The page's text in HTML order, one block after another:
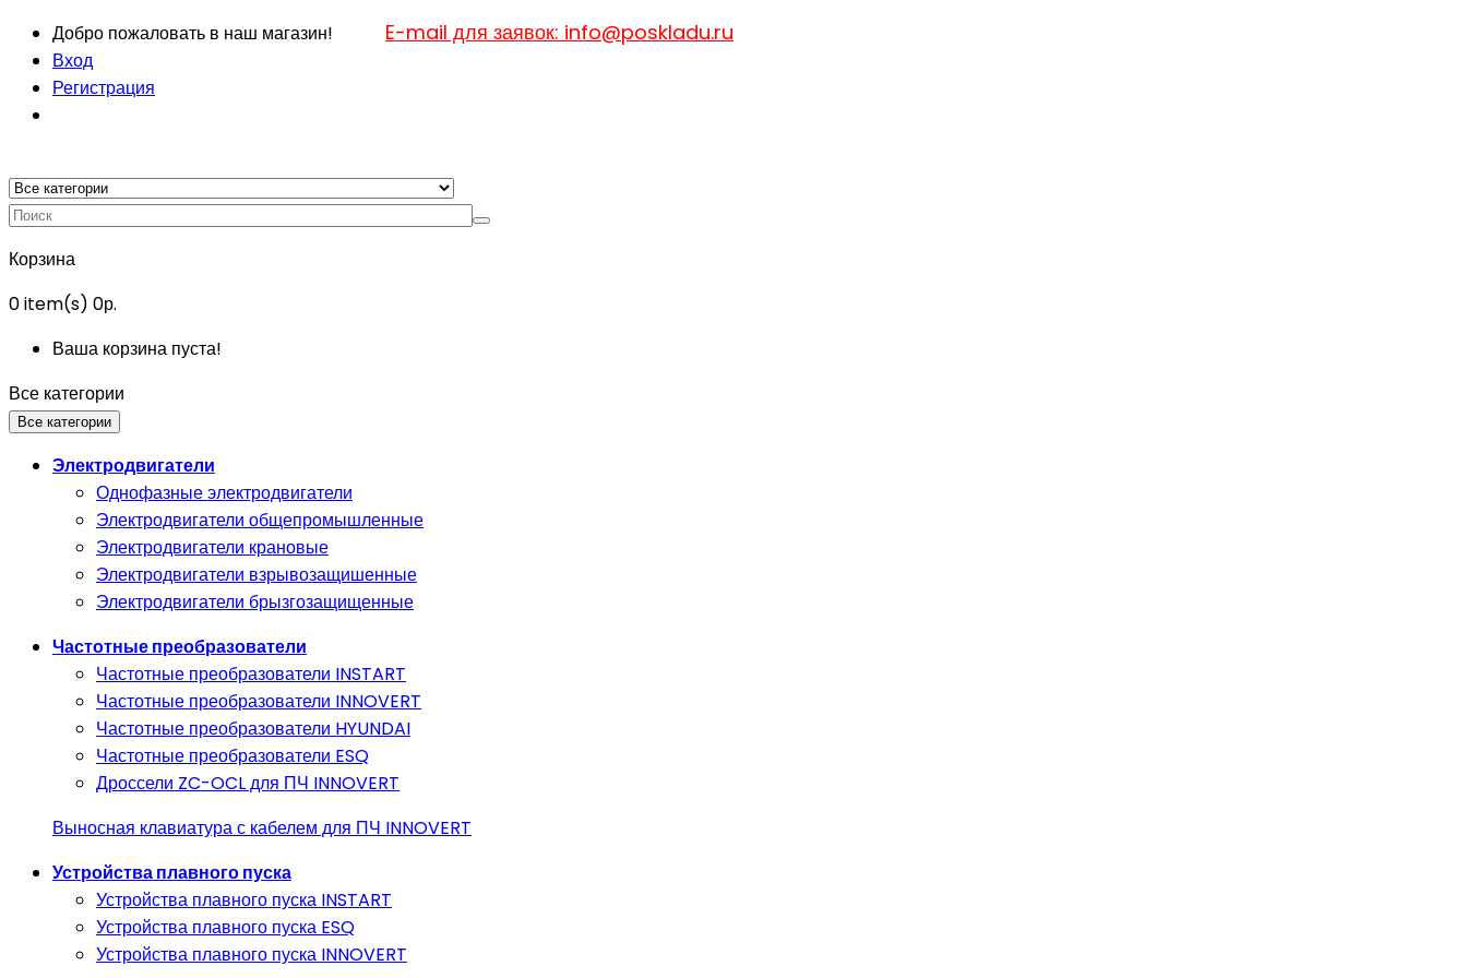
Добро пожаловать в наш магазин! E-mail для заявок: info@poskladu.ru
Вход
Регистрация
Корзина
0item(s) 0р.
Ваша корзина пуста!
Все категории
Все категории
Электродвигатели
Однофазные электродвигатели
Электродвигатели общепромышленные
Электродвигатели крановые
Электродвигатели взрывозащишенные
Электродвигатели брызгозащищенные
Частотные преобразователи
Частотные преобразователи INSTART
Частотные преобразователи INNOVERT
Частотные преобразователи HYUNDAI
Частотные преобразователи ESQ
Дроссели ZC-OCL для ПЧ INNOVERT
Выносная клавиатура с кабелем для ПЧ INNOVERT
Устройства плавного пуска
Устройства плавного пуска INSTART
Устройства плавного пуска ESQ
Устройства плавного пуска INNOVERT